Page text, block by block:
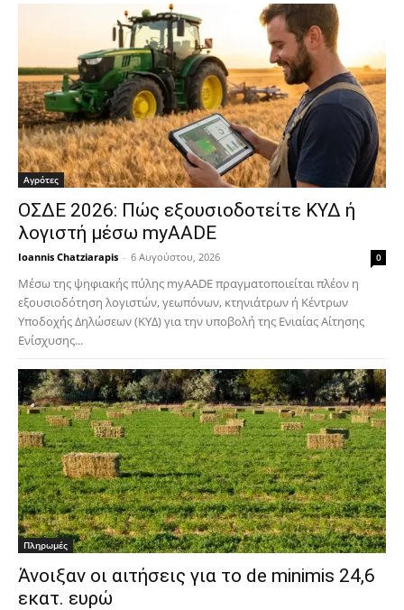
Αγρότες
ΟΣΔΕ 2026: Πώς εξουσιοδοτείτε ΚΥΔ ή
λογιστή μέσω myAADE
Ioannis Chatziarapis - 6 Αυγούστου, 2026 0
Μέσω της ψηφιακής πύλης myAADE πραγματοποιείται πλέον η
εξουσιοδότηση λογιστών, γεωπόνων, κτηνιάτρων ή Κέντρων
Υποδοχής Δηλώσεων (ΚΥΔ) για την υποβολή της Ενιαίας Αίτησης
Ενίσχυσης...
Πληρωμές
Άνοιξαν οι αιτήσεις για το de minimis 24,6
εκατ. ευρώ